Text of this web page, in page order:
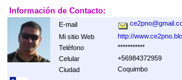
Información de Contacto:
E-mail
Mi sitio Web
http://
Teléfono
***********
Celular
+56984372959
Ciudad
Coquimbo